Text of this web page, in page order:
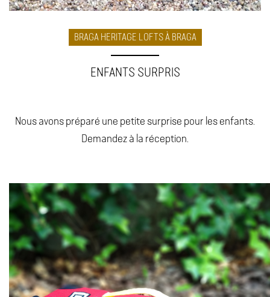
BRAGA HERITAGE LOFTS À BRAGA
ENFANTS SURPRIS
Nous avons préparé une petite surprise pour les enfants.
Demandez à la réception.